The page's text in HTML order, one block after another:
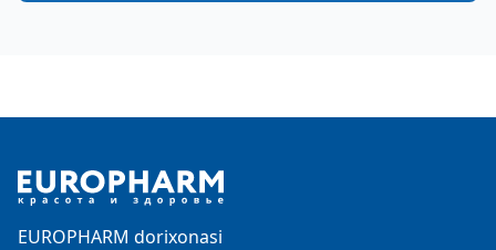
EUROPHARM dorixonasi